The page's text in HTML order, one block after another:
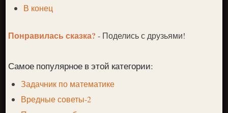
В конец
Понравилась сказка?- Поделись с друзьями!
Самое популярное в этой категории:
Задачник по математике
Вредные советы-2